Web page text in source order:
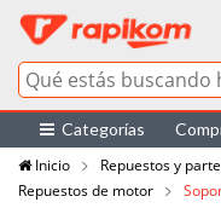
Categorías
Inicio
Repuestos y
Repuestos de motor